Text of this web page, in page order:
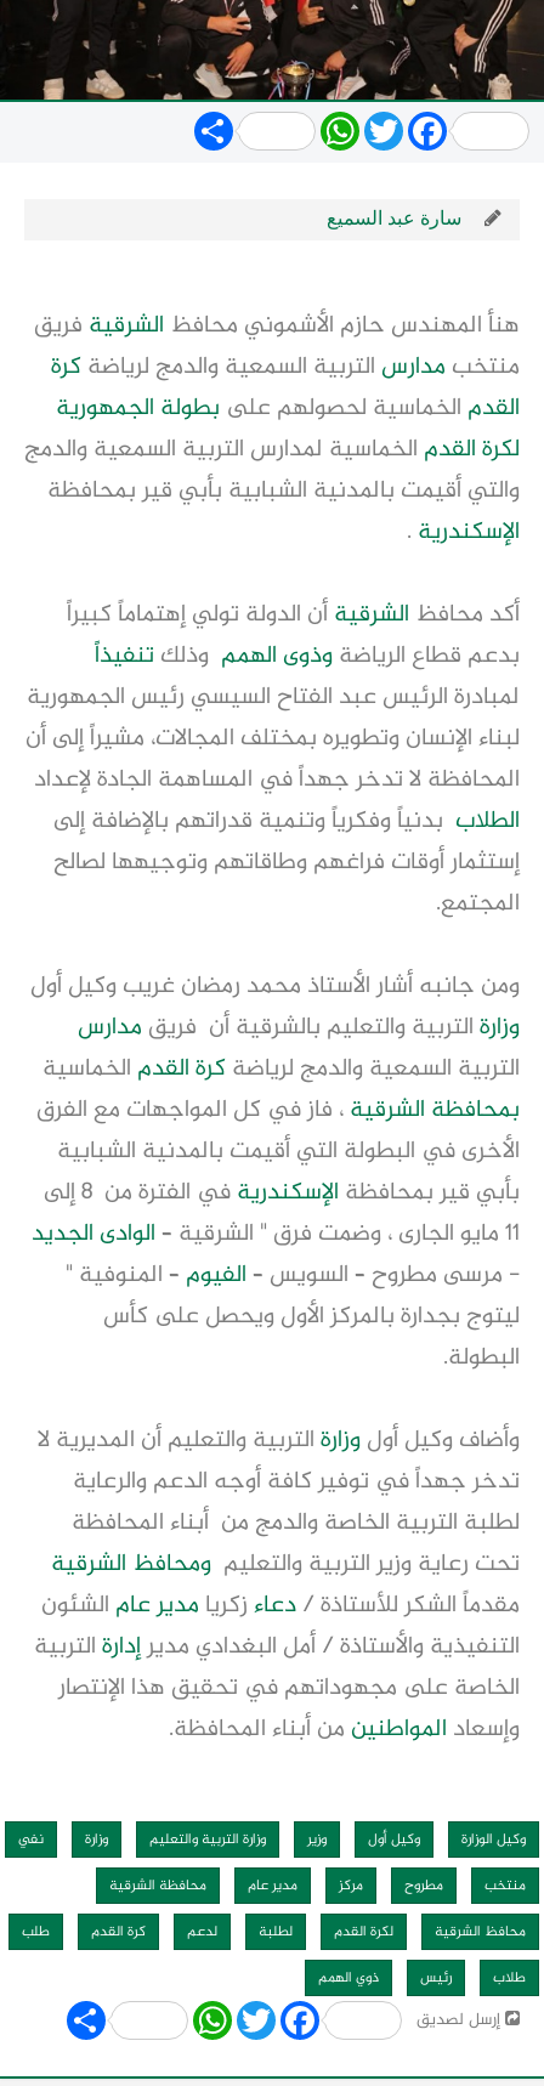
Share WhatsApp
TwitterFacebook
سارة عبد السميع
هنأ المهندس حازم الأشموني محافظ الشرقية فريق
منتخب مدارس التربية السمعية والدمج لرياضةكرة
القدم الخماسية لحصولهم على بطولة الجمهورية
لكرة القدم الخماسية لمدارس التربية السمعية والدمج
والتي أقيمت بالمدنية الشبابية بأبي قير بمحافظة
الإسكندرية .
أكد محافظ الشرقيةأن الدولة تولي إهتماماً كبيراً
بدعم قطاع الرياضةوذوى الهمم وذلك تنفيذا
لمبادرة الرئيس عبد الفتاح السيسي رئيس الجمهورية
لبناء الإنسان وتطويره بمختلف المجالات، مشيراً إلى أن
المحافظة لا تدخر جهداً في المساهمة الجادة لإعداد
الطلاب بدنياً وفكرياً وتنمية قدراتهم بالإضافة إلى
إستثمار أوقات فراغهم وطاقاتهم وتوجيهها لصالح
المجتمع.
ومن جانبه أشار الأستاذ محمد رمضان غريب وكيل أول
وزارةالتربية والتعليم بالشرقية أن فريق مدارس
التربية السمعية والدمج لرياضةكرة القدم الخماسية
بمحافظة الشرقية، فاز في كل المواجهات مع الفرق
الأخرى في البطولة التي أقيمت بالمدنية الشبابية
بأبي قير بمحافظة الإسكندرية
في الفترة من 8 إلى
11 مايو الجارى ، وضمت فرق " الشرقية –
الوادى الجديد
- مرسى مطروح – السويس –الفيوم – المنوفية "
ليتوج بجدارة بالمركز الأول ويحصل على كأس
البطولة.
وأضاف وكيل أولوزارةالتربية والتعليم أن المديرية لا
تدخر جهداً في توفير كافة أوجه الدعم والرعاية
لطلبة التربية الخاصة والدمج من أبناء المحافظة
تحت رعاية وزير التربية والتعليم ومحافظ الشرقية
مقدماً الشكر للأستاذة /دعاءزكريا مدير عام الشئون
التنفيذية والأستاذة / أمل البغدادي مديرإدارةالتربية
الخاصة على مجهوداتهم في تحقيق هذا الإنتصار
وإسعاد المواطنين من أبناء المحافظة.
وكيل الوزارة وكيل أول وزير وزارة التربية والتعليم وزارة
نفي
منتخب
مطروح مركز مدير عام
محافظة الشرقية
محافظ الشرقية
لكرة القدم لطلبة لدعم كرة القدم
طلب
طلاب
رئيس ذوي الهمم
إرسل لصديق Share WhatsApp
Twitter Facebook